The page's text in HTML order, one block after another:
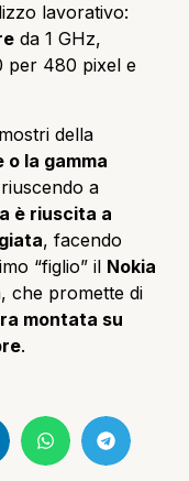
lavorativo:
da 1 GHz,
per 480 pixel e
della
o la gamma
a
è riuscita a
, facendo
“figlio” il Nokia
che promette di
montata su
.